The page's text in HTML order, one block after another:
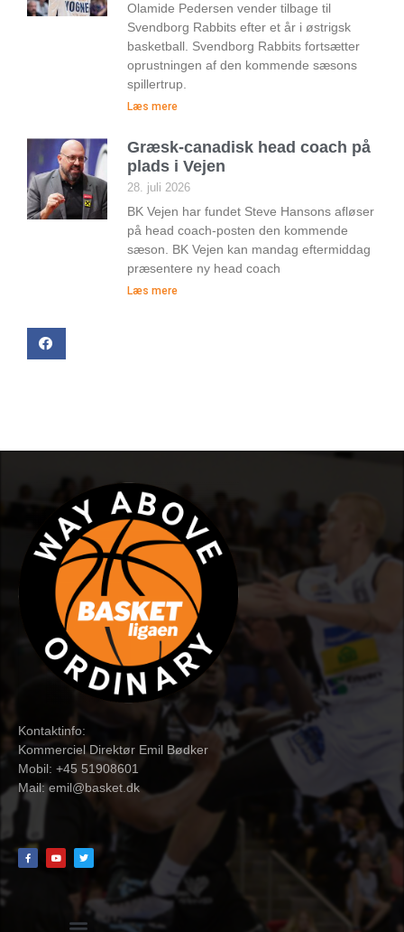
Olamide Pedersen vender tilbage til
Svendborg Rabbits efter et år i østrigsk
basketball. Svendborg Rabbits fortsætter
oprustningen af den kommende sæsons
spillertrup.
Læs mere
Græsk-canadisk head coach på
plads i Vejen
28. juli 2026
BK Vejen har fundet Steve Hansons afløser
på head coach-posten den kommende
sæson. BK Vejen kan mandag eftermiddag
præsentere ny head coach
Læs mere
Kontaktinfo:
Kommerciel Direktør Emil Bødker
Mobil: +45 51908601
Mail:emil@basket.dk